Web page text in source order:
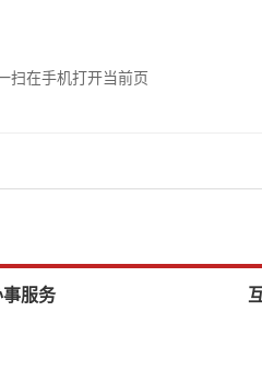
扫在手机打开当前页
事服务